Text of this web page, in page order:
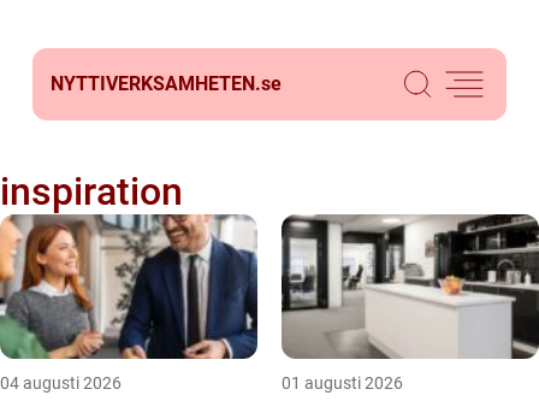
NYTTIVERKSAMHETEN.se
inspiration
04 augusti 2026 01 augusti 2026